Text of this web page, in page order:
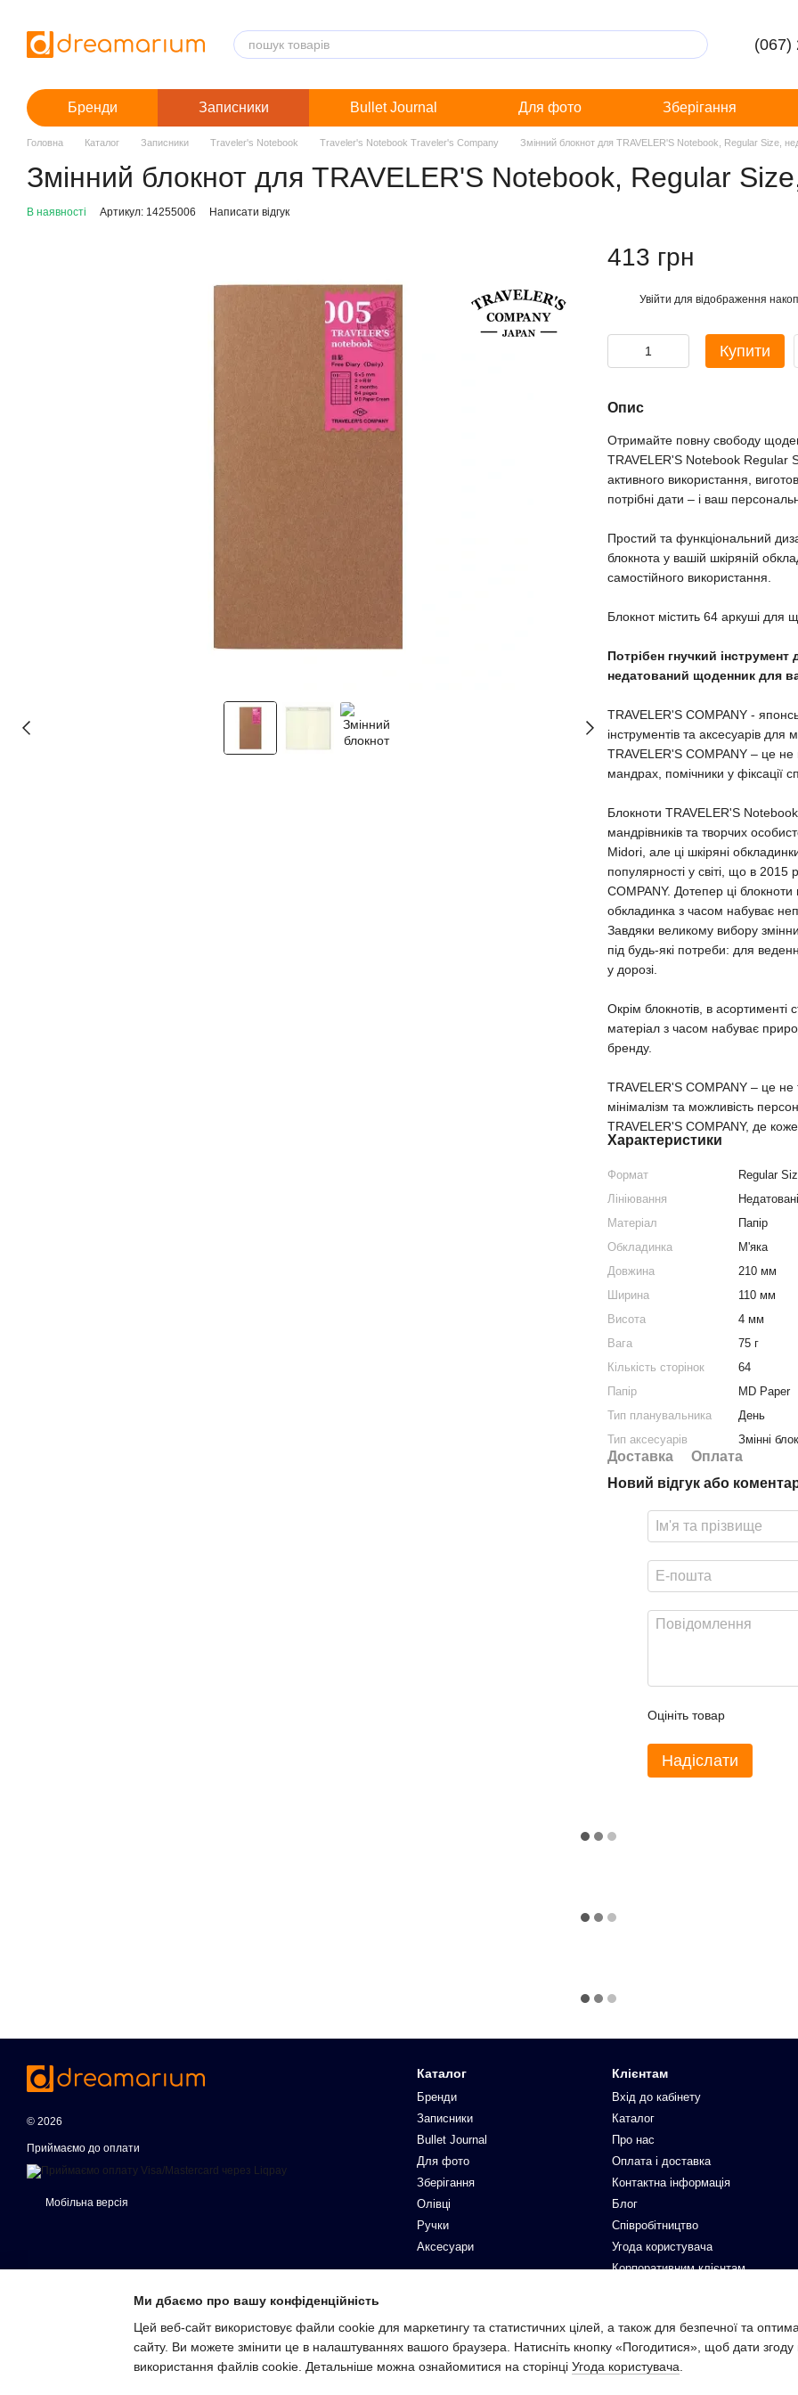
(067)
Бренди Записники Bullet Journal Для фото Зберігання
Головна Каталог Записники Traveler's Notebook Traveler's Notebook Traveler's Company Змінний блокнот для TRAVELER'S Notebook, Regular Size,
Змінний блокнот для TRAVELER'S Notebook, Regular
В наявності Артикул: 14255006 Написати відгук
413 грн
Увійти для відображення
Купити
Опис
Отримайте повну свободу
TRAVELER'S Notebook Regular
активного використання,
потрібні дати – і ваш
Простий та функціональний
блокнота у вашій шкіряній
самостійного використання.
Блокнот містить 64 аркуші для
Потрібен гнучкий
недатований щоденник для
TRAVELER'S COMPANY -
інструментів та аксесуарів для
TRAVELER'S COMPANY – це не
мандрах, помічники у фіксації
Блокноти TRAVELER'S
мандрівників та творчих
Midori, але ці шкіряні
популярності у світі, що в
COMPANY. Дотепер ці
обкладинка з часом набуває
Завдяки великому вибору
під будь-які потреби: для
у дорозі.
Окрім блокнотів, в асортименті
матеріал з часом набуває
бренду.
TRAVELER'S COMPANY – це не
мінімалізм та можливість
TRAVELER'S COMPANY, де
Характеристики
Формат
Regular
Лініювання
Матеріал
Папір
Обкладинка
М'яка
Довжина
210 мм
Ширина
110 мм
Висота
4 мм
Вага
75 г
Кількість сторінок
64
Папір
MD Paper
Тип планувальника
День
Тип аксесуарів
Змінні
Доставка
Оплата
Новий відгук або
Оцініть товар
Надіслати
© 2026
Приймаємо до оплати
Мобільна версія
Каталог
Бренди
Записники
Bullet Journal
Для фото
Зберігання
Олівці
Ручки
Аксесуари
Клієнтам
Вхід до кабінету
Каталог
Про нас
Оплата і доставка
Контактна інформація
Блог
Співробітництво
Угода користувача
Корпоративним клієнтам
Ми дбаємо про вашу конфіденційність
Цей веб-сайт використовує файли cookie для маркетингу та статистичних цілей, а також для безпечної та
сайту. Ви можете змінити це в налаштуваннях вашого браузера. Натисніть кнопку «Погодитися», щоб дати згоду
використання файлів cookie. Детальніше можна ознайомитися на сторінці Угода користувача